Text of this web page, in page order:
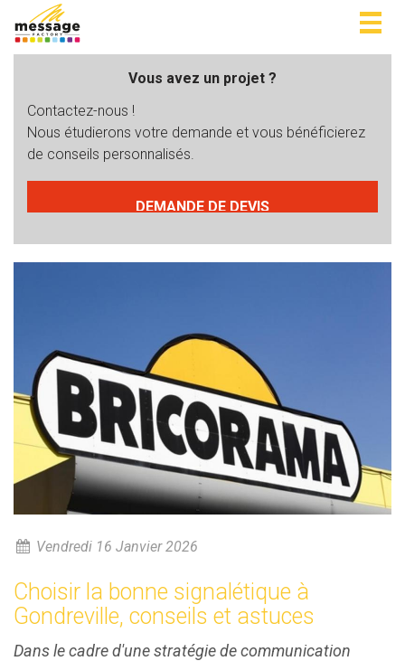
Vous avez un projet ?
Contactez-nous !
Nous étudierons votre demande et vous bénéficierez
de conseils personnalisés.
DEMANDE DE DEVIS
Vendredi 16 Janvier 2026
Choisir la bonne signalétique à
Gondreville, conseils et astuces
Dans le cadre d'une stratégie de communication